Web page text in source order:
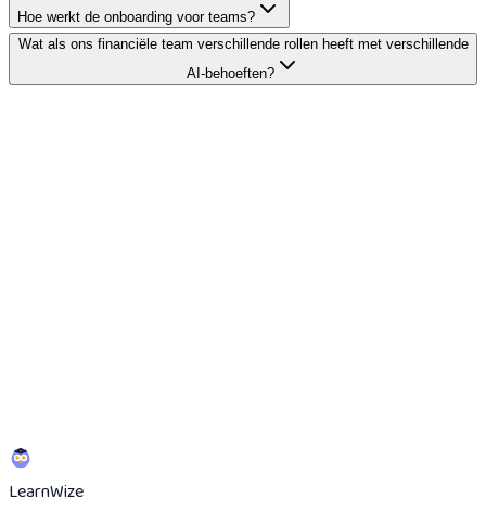
Hoe werkt de onboarding voor teams?
Wat als ons financiële team verschillende rollen heeft met verschillende
AI-behoeften?
LearnWize